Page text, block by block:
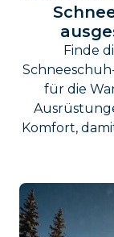
Finde
für die
Komfort,